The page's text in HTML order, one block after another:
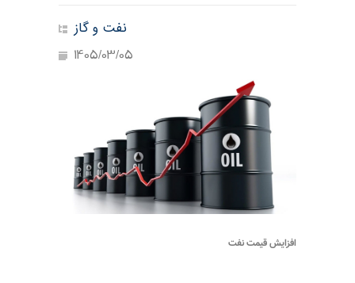
نفت و گاز
1405/03/05
افزایش قیمت نفت